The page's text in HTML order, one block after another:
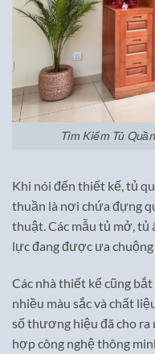
Tìm Kiếm Tủ
Khi nói đến thiết kế, tủ
thuần là nơi chứa đựng
thuật. Các mẫu tủ mở,
lực đang được ưa
Các nhà thiết kế cũng
nhiều màu sắc và chất
số thương hiệu đã cho
hợp công nghệ thông